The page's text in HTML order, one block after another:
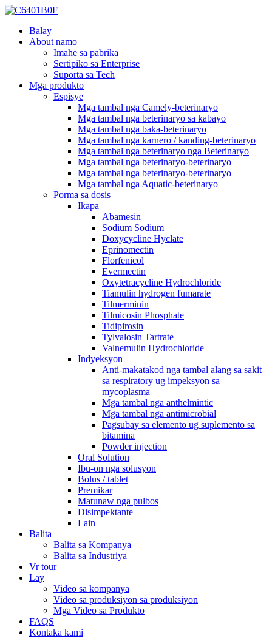
Balay
About namo
Imahe sa pabrika
Sertipiko sa Enterprise
Suporta sa Tech
Mga produkto
Espisye
Mga tambal nga Camely-beterinaryo
Mga tambal nga beterinaryo sa kabayo
Mga tambal nga baka-beterinaryo
Mga tambal nga karnero / kanding-beterinaryo
Mga tambal nga beterinaryo nga Beterinaryo
Mga tambal nga beterinaryo-beterinaryo
Mga tambal nga beterinaryo-beterinaryo
Mga tambal nga Aquatic-beterinaryo
Porma sa dosis
Ikapa
Abamesin
Sodium Sodium
Doxycycline Hyclate
Eprinomectin
Florfenicol
Evermectin
Oxytetracycline Hydrochloride
Tiamulin hydrogen fumarate
Tilmerminin
Tilmicosin Phosphate
Tidipirosin
Tylvalosin Tartrate
Valnemulin Hydrochloride
Indyeksyon
Anti-makatakod nga tambal alang sa sakit
sa respiratory ug impeksyon sa
mycoplasma
Mga tambal nga anthelmintic
Mga tambal nga antimicrobial
Pagsubay sa elemento ug suplemento sa
bitamina
Powder injection
Oral Solution
Ibu-on nga solusyon
Bolus / tablet
Premikar
Matunaw nga pulbos
Disimpektante
Lain
Balita
Balita sa Kompanya
Balita sa Industriya
Vr tour
Lay
Video sa kompanya
Video sa produksiyon sa produksiyon
Mga Video sa Produkto
FAQS
Kontaka kami